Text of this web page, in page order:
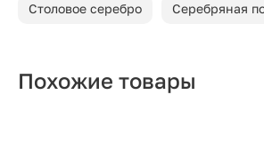
Столовое серебро Серебряная
Похожие товары